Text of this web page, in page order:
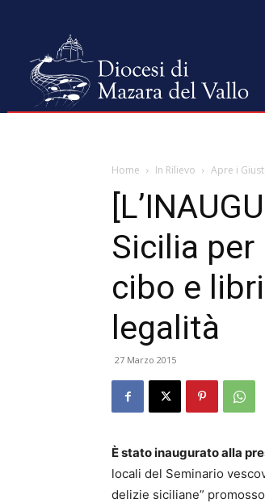
Home In Rilievo Apre i
Sicilia
cibo e
legalità
27 Marzo 2015
È stato inaugurato alla
locali del Seminario
delizie siciliane”